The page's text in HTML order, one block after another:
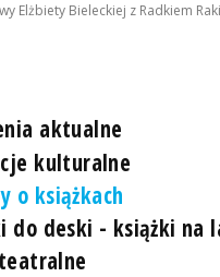
Elżbiety Bieleckiej z Radkiem
aktualne
kulturalne
o książkach
do deski - książki na